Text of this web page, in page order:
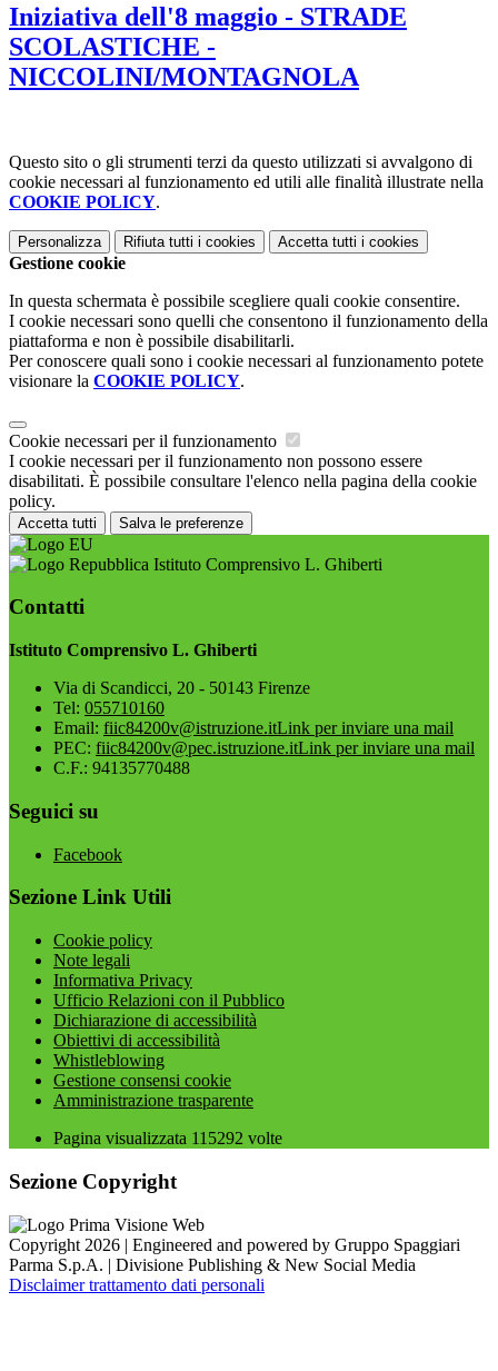
Iniziativa dell'8 maggio - STRADE
SCOLASTICHE -
NICCOLINI/MONTAGNOLA
Questo sito o gli strumenti terzi da questo utilizzati si avvalgono di
cookie necessari al funzionamento ed utili alle finalità illustrate nella
COOKIE POLICY.
Personalizza Rifiuta tutti i cookies Accetta tutti i cookies
Gestione cookie
In questa schermata è possibile scegliere quali cookie consentire.
I cookie necessari sono quelli che consentono il funzionamento della
piattaforma e non è possibile disabilitarli.
Per conoscere quali sono i cookie necessari al funzionamento potete
visionare la COOKIE POLICY.
Cookie necessari per il funzionamento
I cookie necessari per il funzionamento non possono essere
disabilitati. È possibile consultare l'elenco nella pagina della cookie
policy.
Accetta tutti Salva le preferenze
Istituto Comprensivo L. Ghiberti
Contatti
Istituto Comprensivo L. Ghiberti
Via di Scandicci, 20 - 50143 Firenze
Tel: 055710160
Email: fiic84200v@istruzione.itLink per inviare una mail
PEC: fiic84200v@pec.istruzione.itLink per inviare una mail
C.F.: 94135770488
Seguici su
Facebook
Sezione Link Utili
Cookie policy
Note legali
Informativa Privacy
Ufficio Relazioni con il Pubblico
Dichiarazione di accessibilità
Obiettivi di accessibilità
Whistleblowing
Gestione consensi cookie
Amministrazione trasparente
Pagina visualizzata 115292 volte
Sezione Copyright
Copyright 2026 | Engineered and powered by Gruppo Spaggiari
Parma S.p.A. | Divisione Publishing & New Social Media
Disclaimer trattamento dati personali